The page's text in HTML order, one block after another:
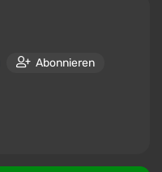
Abonnieren